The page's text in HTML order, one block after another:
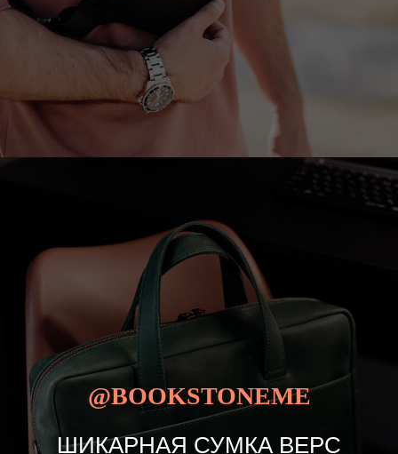
@BOOKSTONEME
ШИКАРНАЯ СУМКА ВЕРС